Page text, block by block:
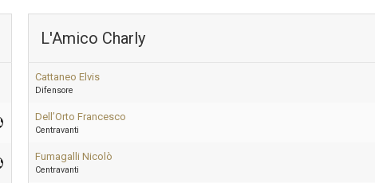
L'Amico Charly
Cattaneo Elvis
Difensore
Dell’Orto Francesco
Centravanti
Fumagalli Nicolò
Centravanti